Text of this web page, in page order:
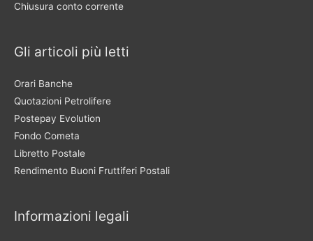
Chiusura conto corrente
Gli articoli più letti
Orari Banche
Quotazioni Petrolifere
Postepay Evolution
Fondo Cometa
Libretto Postale
Rendimento Buoni Fruttiferi Postali
Informazioni legali